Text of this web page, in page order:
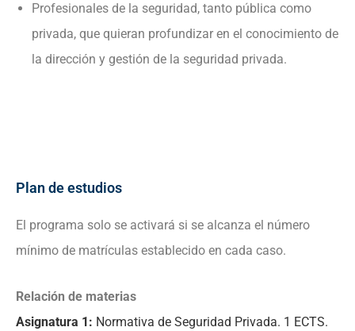
Profesionales de la seguridad, tanto pública como
privada, que quieran profundizar en el conocimiento de
la dirección y gestión de la seguridad privada.
Plan de estudios
El programa solo se activará si se alcanza el número
mínimo de matrículas establecido en cada caso.
Relación de materias
Asignatura 1: Normativa de Seguridad Privada. 1 ECTS.